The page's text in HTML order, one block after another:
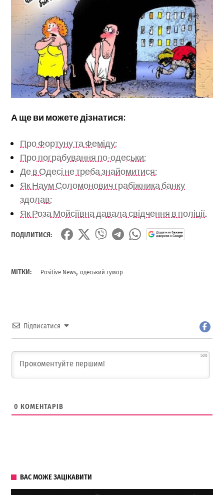
А ще ви можете дізнатися:
Про Фортуну та Феміду;
Про пограбування по-одеськи;
Де в Одесі не треба знайомитися;
Як Наум Соломонович грабіжника банку
здолав;
Як Роза Мойсіївна давала свідчення в поліції.
ПОДІЛИТИСЯ:
МІТКИ: Positive News,одеський гумор
Підписатися
500
0 КОМЕНТАРІВ
ВАС МОЖЕ ЗАЦІКАВИТИ